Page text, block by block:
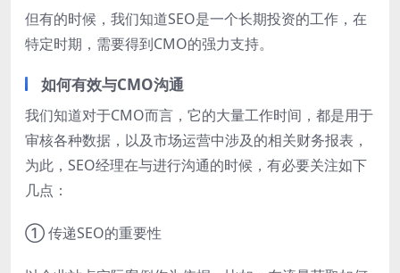
但有的时候，我们知道SEO是一个长期投资的工作，在
特定时期，需要得到CMO的强力支持。
如何有效与CMO沟通
我们知道对于CMO而言，它的大量工作时间，都是用于
审核各种数据，以及市场运营中涉及的相关财务报表，
为此，SEO经理在与进行沟通的时候，有必要关注如下
几点：
① 传递SEO的重要性